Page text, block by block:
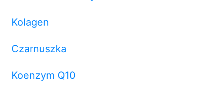
Kolagen
Czarnuszka
Koenzym Q10